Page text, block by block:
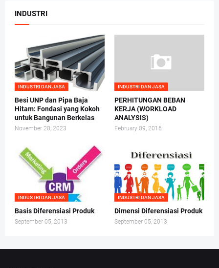
INDUSTRI
INDUSTRI DAN JASA
Besi UNP dan Pipa Baja
Hitam: Fondasi yang Kokoh
untuk Bangunan Berkelas
November 20, 2023
INDUSTRI DAN JASA
PERHITUNGAN BEBAN
KERJA (WORKLOAD
ANALYSIS)
February 09, 2016
INDUSTRI DAN JASA
Basis Diferensiasi Produk
September 05, 2013
INDUSTRI DAN JASA
Dimensi Diferensiasi Produk
September 05, 2013